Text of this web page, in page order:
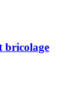
bricolage